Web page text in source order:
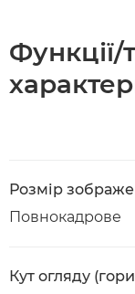
Функції/
Розмір
Повнокадрове
Кут огляду